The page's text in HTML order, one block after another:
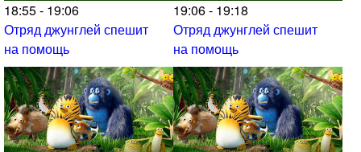
18:55 - 19:06
Отряд джунглей спешит
на помощь
19:06 - 19:18
Отряд джунглей спешит
на помощь